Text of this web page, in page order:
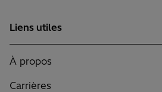
Liens utiles
À propos
Carrières